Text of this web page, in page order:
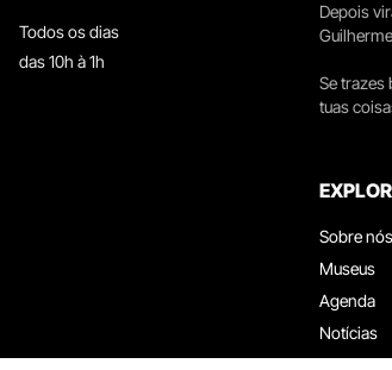
Todos os dias
das 10h à 1h
Depois
Se trazes
tuas
Sobre nós
Museus
Agenda
Notícias